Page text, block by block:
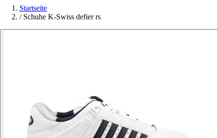
Startseite
/ Schuhe K-Swiss defier rs